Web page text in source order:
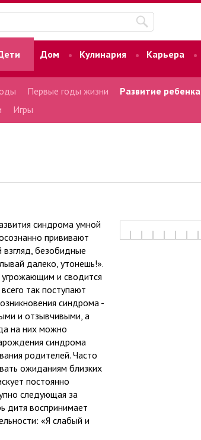
Дом Кулинария Карьера
Первые годы жизни
Развитие ребенка
Игры
синдрома умной
прививают
взгляд, безобидные
далеко, утонешь!».
и сводится
так поступают
синдрома -
и отзывчивыми, а
на них можно
синдрома
родителей. Часто
ожиданиям близких
постоянно
следующая за
дитя воспринимает
«Я слабый и